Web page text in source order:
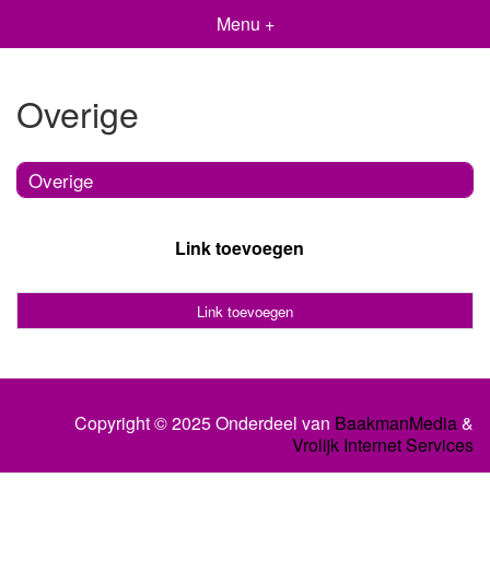
Menu +
Overige
Overige
Link toevoegen
Link toevoegen
Copyright © 2025 Onderdeel van BaakmanMedia&
Vrolijk Internet Services